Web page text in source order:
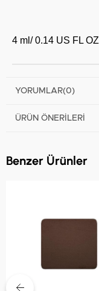
4 ml/ 0.14 US FL OZ
YORUMLAR(0)
ÜRÜN ÖNERILERI
Benzer Ürünler